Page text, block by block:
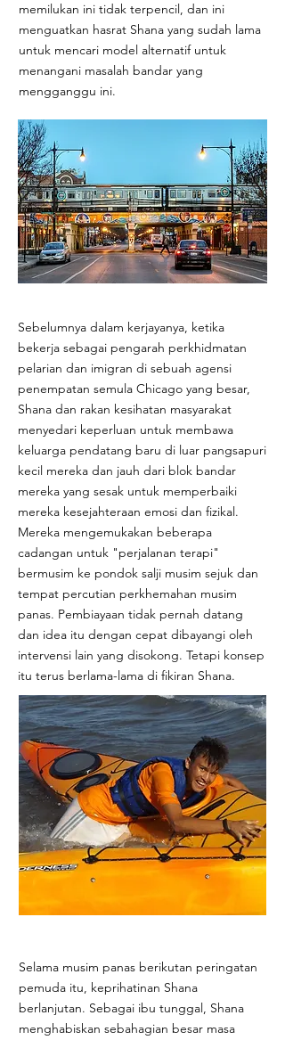
memilukan ini tidak terpencil, dan ini
menguatkan hasrat Shana yang sudah lama
untuk mencari model alternatif untuk
menangani masalah bandar yang
mengganggu ini.
Sebelumnya dalam kerjayanya, ketika
bekerja sebagai pengarah perkhidmatan
pelarian dan imigran di sebuah agensi
penempatan semula Chicago yang besar,
Shana dan rakan kesihatan masyarakat
menyedari keperluan untuk membawa
keluarga pendatang baru di luar pangsapuri
kecil mereka dan jauh dari blok bandar
mereka yang sesak untuk memperbaiki
mereka kesejahteraan emosi dan fizikal.
Mereka mengemukakan beberapa
cadangan untuk "perjalanan terapi"
bermusim ke pondok salji musim sejuk dan
tempat percutian perkhemahan musim
panas. Pembiayaan tidak pernah datang
dan idea itu dengan cepat dibayangi oleh
intervensi lain yang disokong. Tetapi konsep
itu terus berlama-lama di fikiran Shana.
Selama musim panas berikutan peringatan
pemuda itu, keprihatinan Shana
berlanjutan. Sebagai ibu tunggal, Shana
menghabiskan sebahagian besar masa